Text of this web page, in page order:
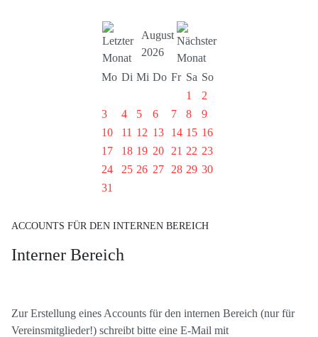
August
2026
Mo Di Mi Do Fr Sa So
1
2
3
4 5 6 7 8
9
10
11 12 13 14 15 16
17
18 19 20 21 22 23
24
25 26 27 28 29 30
31
ACCOUNTS FÜR DEN INTERNEN BEREICH
Interner Bereich
Zur Erstellung eines Accounts für den internen Bereich (nur für
Vereinsmitglieder!) schreibt bitte eine E-Mail mit